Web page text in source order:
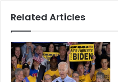
Related Articles